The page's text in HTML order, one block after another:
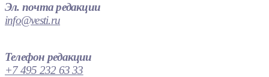
Эл. почта редакции
info@vesti.ru
Телефон редакции
+7 495 232 63 33